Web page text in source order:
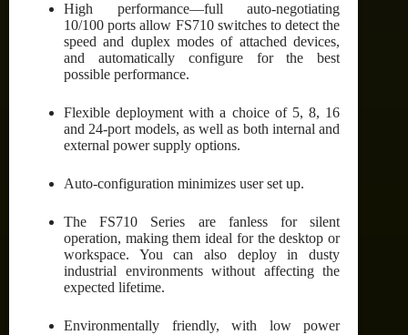
High performance—full auto-negotiating
10/100 ports allow FS710 switches to detect the
speed and duplex modes of attached devices,
and automatically configure for the best
possible performance.
Flexible deployment with a choice of 5, 8, 16
and 24-port models, as well as both internal and
external power supply options.
Auto-configuration minimizes user set up.
The FS710 Series are fanless for silent
operation, making them ideal for the desktop or
workspace. You can also deploy in dusty
industrial environments without affecting the
expected lifetime.
Environmentally friendly, with low power